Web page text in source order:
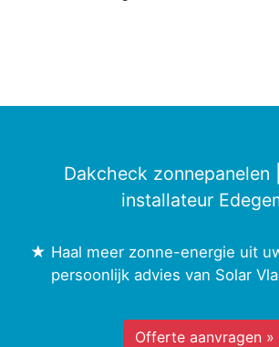
Dakcheck zonnepanelen
installateur
★ Haal meer zonne-energie uit
persoonlijk advies van Solar
Offerte aanvragen »